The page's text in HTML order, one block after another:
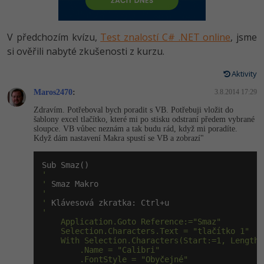
HTML5, CSS3, Bootstrap, SEO
SQL a databáze
UML a návrhové vzory
React
Spring
ASP.NET MVC
Django
Best practices
PHP
JavaScript
HTML / CSS
UML a návrhové vzory
MySQL/MariaDB
MS-SQL
SQLite
Vývojář mobilních aplikací
Specialista na AI a bigdata
Webdesigner
Tester
Systémový administrátor
3D grafik
Projektový manažer
Databázový analytik
-80%
JavaScript -80%
C++
Swift -80%
Kotlin -80%
-80%
VB.NET
SQL
Návrh SW -80%
V předchozím kvízu, Test znalostí C# .NET online, jsme
si ověřili nabyté zkušenosti z kurzu.
Aktivity
Maros2470: 3.8.2014 17:29
Zdravím. Potřeboval bych poradit s VB. Potřebuji vložit do
šablony excel tlačítko, které mi po stisku odstraní předem vybrané
sloupce. VB vůbec neznám a tak budu rád, když mi poradíte.
Když dám nastavení Makra spustí se VB a zobrazí"
'
'
'
'
'
    Application.Goto Reference:="Smaz"
    Selection.Characters.Text = "tlačítko 1"
With Selection.Characters(Start:=1,
        .Name = "Calibri"
        .FontStyle = "Obyčejné"